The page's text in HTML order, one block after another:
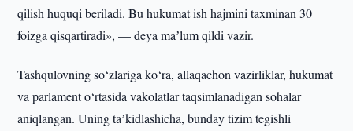
qilish huquqi beriladi. Bu hukumat ish hajmini taxminan 30
foizga qisqartiradi», — deya maʼlum qildi vazir.
Tashqulovning so‘zlariga ko‘ra, allaqachon vazirliklar, hukumat
va parlament o‘rtasida vakolatlar taqsimlanadigan sohalar
aniqlangan. Uning taʼkidlashicha, bunday tizim tegishli